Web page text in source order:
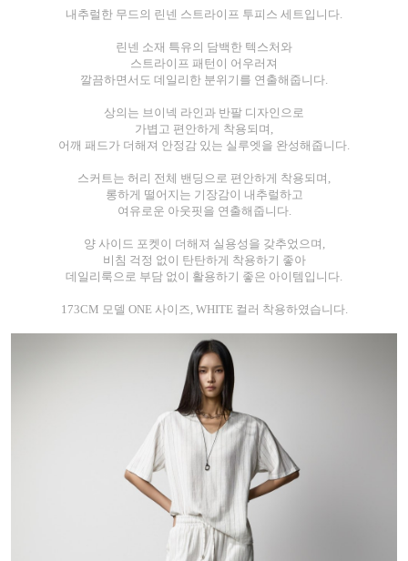
내추럴한 무드의 린넨 스트라이프 투피스 세트입니다.
린넨 소재 특유의 담백한 텍스처와
스트라이프 패턴이 어우러져
깔끔하면서도 데일리한 분위기를 연출해줍니다.
상의는 브이넥 라인과 반팔 디자인으로
가볍고 편안하게 착용되며,
어깨 패드가 더해져 안정감 있는 실루엣을 완성해줍니다.
스커트는 허리 전체 밴딩으로 편안하게 착용되며,
롱하게 떨어지는 기장감이 내추럴하고
여유로운 아웃핏을 연출해줍니다.
양 사이드 포켓이 더해져 실용성을 갖추었으며,
비침 걱정 없이 탄탄하게 착용하기 좋아
데일리룩으로 부담 없이 활용하기 좋은 아이템입니다.
173CM 모델 ONE 사이즈, WHITE 컬러 착용하였습니다.